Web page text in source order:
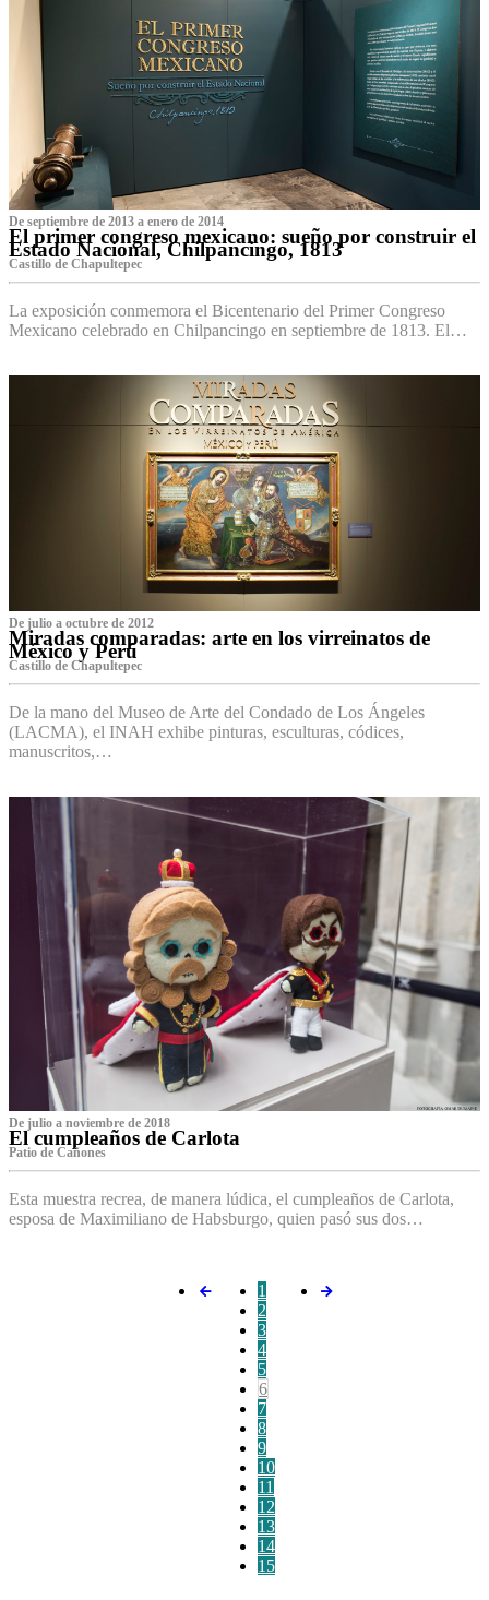
De septiembre de 2013 a enero de 2014
El primer congreso mexicano: sueño por construir el
Estado Nacional, Chilpancingo, 1813
Castillo de Chapultepec
La exposición conmemora el Bicentenario del Primer Congreso
Mexicano celebrado en Chilpancingo en septiembre de 1813. El…
De julio a octubre de 2012
Miradas comparadas: arte en los virreinatos de
México y Perú
Castillo de Chapultepec
De la mano del Museo de Arte del Condado de Los Ángeles
(LACMA), el INAH exhibe pinturas, esculturas, códices,
manuscritos,…
De julio a noviembre de 2018
El cumpleaños de Carlota
Patio de Cañones
Esta muestra recrea, de manera lúdica, el cumpleaños de Carlota,
esposa de Maximiliano de Habsburgo, quien pasó sus dos…
1
2
3
4
5
6
7
8
9
10
11
12
13
14
15